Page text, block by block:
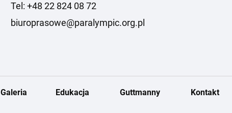
Tel: +48 22 824 08 72
biuroprasowe@paralympic.org.pl
Galeria Edukacja Guttmanny Kontakt